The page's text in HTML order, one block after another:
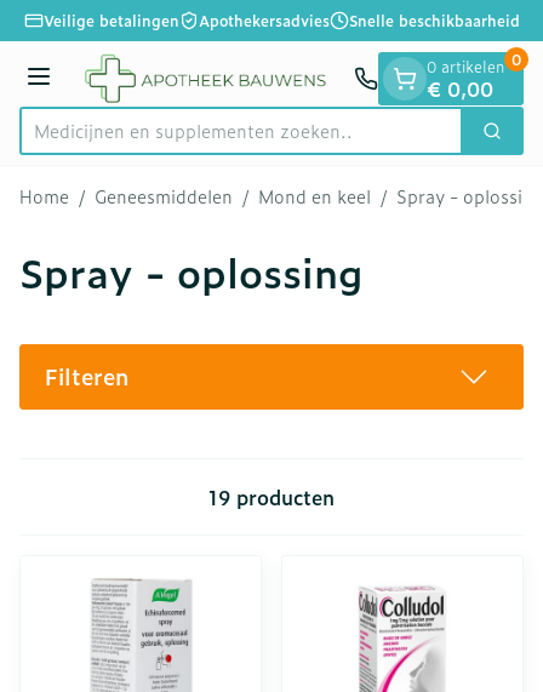
Ga naar de inhoud
1 van 1
Veilige betalingen Apothekersadvies Snelle beschikbaarheid
Menu
Product, merk, categorie...
Medicijnen en suppl Zoek
0 artikelen
€ 0,00
0
Home / Geneesmiddelen / Mond en keel / Spray - oplossing
Spray - oplossing
Filteren
19 producten